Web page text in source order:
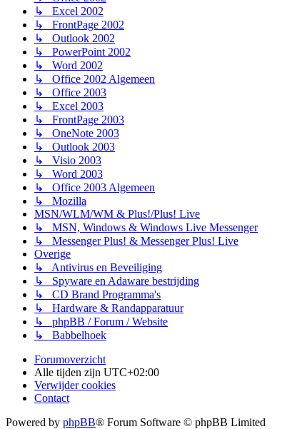
↳ Excel 2002
↳ FrontPage 2002
↳ Outlook 2002
↳ PowerPoint 2002
↳ Word 2002
↳ Office 2002 Algemeen
↳ Office 2003
↳ Excel 2003
↳ FrontPage 2003
↳ OneNote 2003
↳ Outlook 2003
↳ Visio 2003
↳ Word 2003
↳ Office 2003 Algemeen
↳ Mozilla
MSN/WLM/WM & Plus!/Plus! Live
↳ MSN, Windows & Windows Live Messenger
↳ Messenger Plus! & Messenger Plus! Live
Overige
↳ Antivirus en Beveiliging
↳ Spyware en Adaware bestrijding
↳ CD Brand Programma's
↳ Hardware & Randapparatuur
↳ phpBB / Forum / Website
↳ Babbelhoek
Forumoverzicht
Alle tijden zijn UTC+02:00
Verwijder cookies
Contact
Powered by phpBB® Forum Software © phpBB Limited